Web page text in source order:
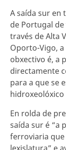
A saída sur en
de Portugal
través de Alta
Oporto-Vigo,
obxectivo é, a
directamente
para a que se
En rolda de
saída sur é “a
ferroviaria